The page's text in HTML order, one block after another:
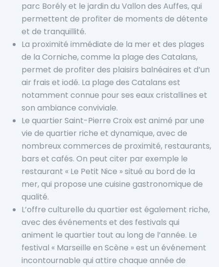
parc Borély et le jardin du Vallon des Auffes, qui
permettent de profiter de moments de détente
et de tranquillité.
La proximité immédiate de la mer et des plages
de la Corniche, comme la plage des Catalans,
permet de profiter des plaisirs balnéaires et d’un
air frais et iodé. La plage des Catalans est
notamment connue pour ses eaux cristallines et
son ambiance conviviale.
Le quartier Saint-Pierre Croix est animé par une
vie de quartier riche et dynamique, avec de
nombreux commerces de proximité, restaurants,
bars et cafés. On peut citer par exemple le
restaurant « Le Petit Nice » situé au bord de la
mer, qui propose une cuisine gastronomique de
qualité.
L’offre culturelle du quartier est également riche,
avec des événements et des festivals qui
animent le quartier tout au long de l’année. Le
festival « Marseille en Scène » est un événement
incontournable qui attire chaque année de